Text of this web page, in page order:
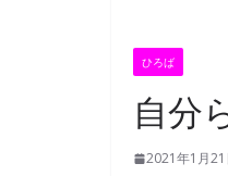
ひろば
自分
2021年1月21